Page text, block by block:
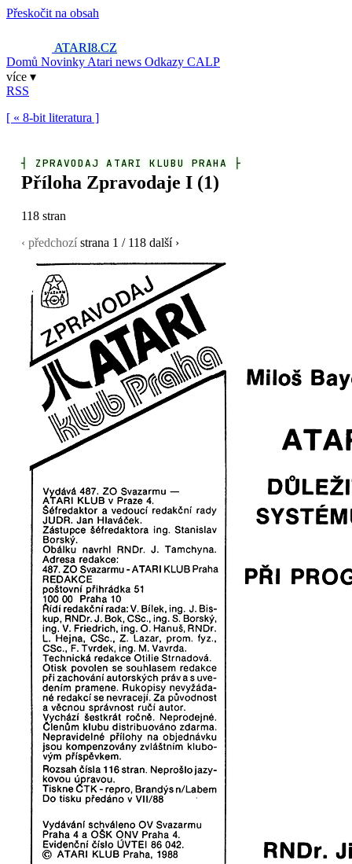
Přeskočit na obsah
ATARI8.CZ
Domů Novinky Atari news Odkazy CALP
více ▾
RSS
[ « 8-bit literatura ]
┤ ZPRAVODAJ ATARI KLUBU PRAHA ├
Příloha Zpravodaje I (1)
118 stran
‹ předchozí strana 1 / 118 další ›